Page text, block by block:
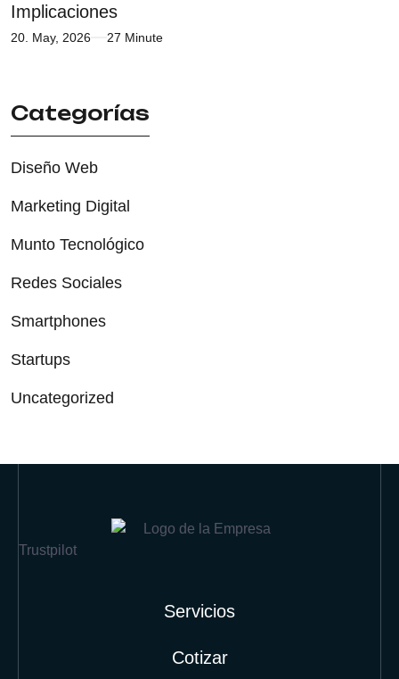
Implicaciones
20. May, 2026 27 Minute
Categorías
Diseño Web
Marketing Digital
Munto Tecnológico
Redes Sociales
Smartphones
Startups
Uncategorized
Trustpilot
Servicios
Cotizar